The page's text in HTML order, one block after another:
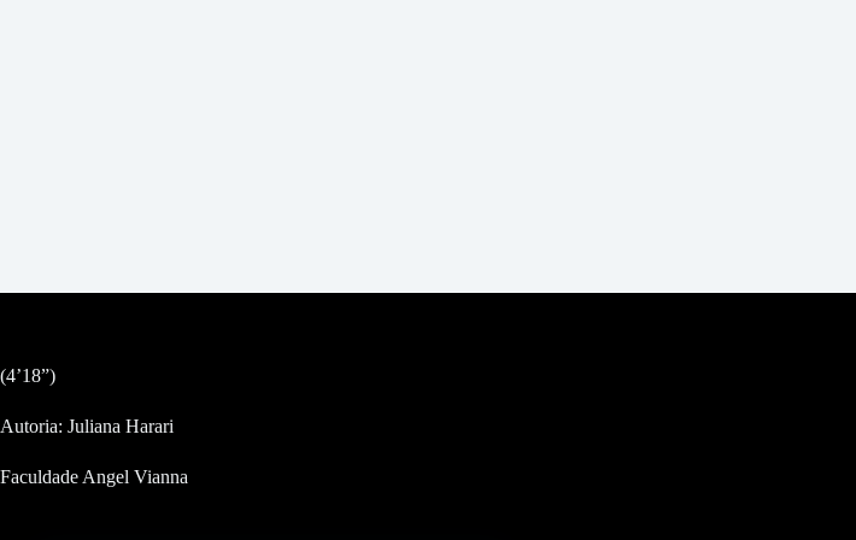
(4’18”)
Autoria: Juliana Harari
Faculdade Angel Vianna